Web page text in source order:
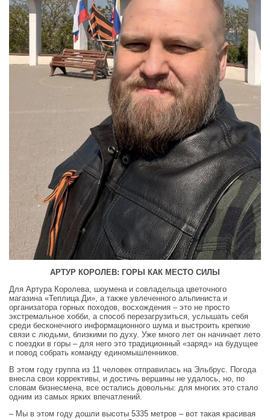
АРТУР КОРОЛЕВ: ГОРЫ КАК МЕСТО СИЛЫ
Для Артура Королева, шоумена и совладельца цветочного
магазина «Теплица.Ди», а также увлеченного альпиниста и
организатора горных походов, восхождения – это не просто
экстремальное хобби, а способ перезагрузиться, услышать себя
среди бесконечного информационного шума и выстроить крепкие
связи с людьми, близкими по духу. Уже много лет он начинает лето
с поездки в горы – для него это традиционный «заряд» на будущее
и повод собрать команду единомышленников.
В этом году группа из 11 человек отправилась на Эльбрус. Погода
внесла свои коррективы, и достичь вершины не удалось, но, по
словам бизнесмена, все остались довольны: для многих это стало
одним из самых ярких впечатлений.
– Мы в этом году дошли высоты 5335 метров – вот такая красивая